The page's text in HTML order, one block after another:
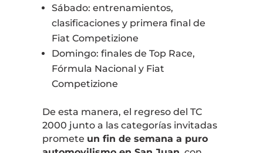
Sábado: entrenamientos,
clasificaciones y primera final de
Fiat Competizione
Domingo: finales de Top Race,
Fórmula Nacional y Fiat
Competizione
De esta manera, el regreso del TC
2000 junto a las categorías invitadas
promete un fin de semana a puro